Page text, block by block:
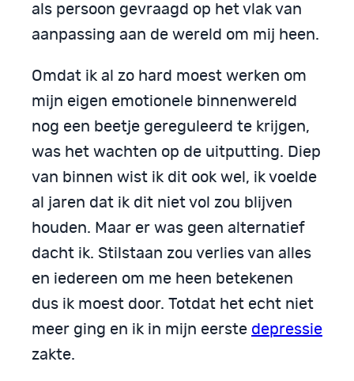
als persoon gevraagd op het vlak van
aanpassing aan de wereld om mij heen.
Omdat ik al zo hard moest werken om
mijn eigen emotionele binnenwereld
nog een beetje gereguleerd te krijgen,
was het wachten op de uitputting. Diep
van binnen wist ik dit ook wel, ik voelde
al jaren dat ik dit niet vol zou blijven
houden. Maar er was geen alternatief
dacht ik. Stilstaan zou verlies van alles
en iedereen om me heen betekenen
dus ik moest door. Totdat het echt niet
meer ging en ik in mijn eerste depressie
zakte.